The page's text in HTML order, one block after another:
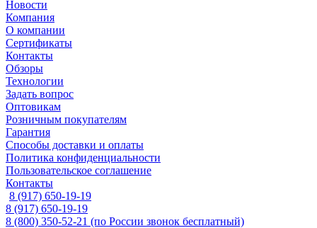
Новости
Компания
О компании
Сертификаты
Контакты
Обзоры
Технологии
Задать вопрос
Оптовикам
Розничным покупателям
Гарантия
Способы доставки и оплаты
Политика конфиденциальности
Пользовательское соглашение
Контакты
8 (917) 650-19-19
8 (917) 650-19-19
8 (800) 350-52-21 (по России звонок бесплатный)